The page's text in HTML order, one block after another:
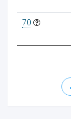
70